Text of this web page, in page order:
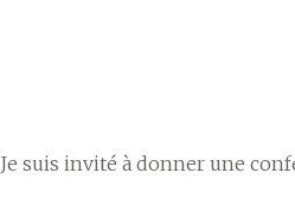
Je suis invité à donner une